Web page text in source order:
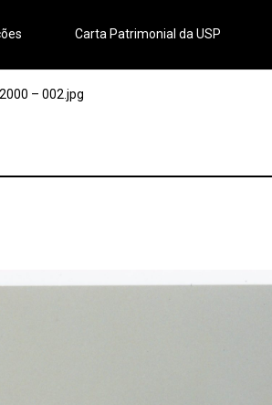
Carta Patrimonial da USP
– 002.jpg